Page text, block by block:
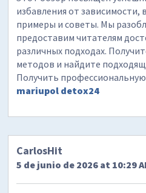
избавления от зависимости,
примеры и советы. Мы
предоставим читателям
различных подходах.
методов и найдите
Получить
mariupol detox24
CarlosHit
5 de junio de 2026 at 10:29